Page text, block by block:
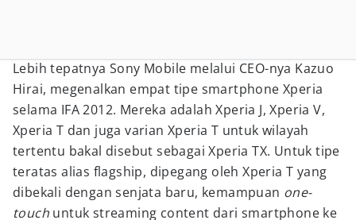
Lebih tepatnya Sony Mobile melalui CEO-nya Kazuo
Hirai, megenalkan empat tipe smartphone Xperia
selama IFA 2012. Mereka adalah Xperia J, Xperia V,
Xperia T dan juga varian Xperia T untuk wilayah
tertentu bakal disebut sebagai Xperia TX. Untuk tipe
teratas alias flagship, dipegang oleh Xperia T yang
dibekali dengan senjata baru, kemampuan one-
touch untuk streaming content dari smartphone ke